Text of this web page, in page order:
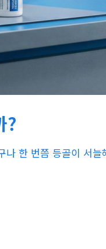
?
한 번쯤 등골이 서